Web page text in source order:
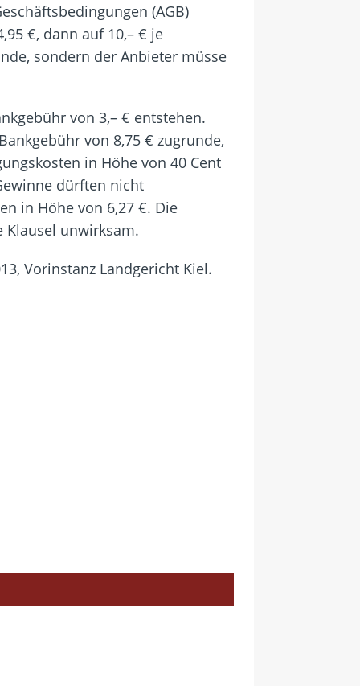
(AGB)
€, dann auf 10,– € je
sondern der Anbieter müsse
von 3,– € entstehen.
von 8,75 € zugrunde,
in Höhe von 40 Cent
dürften nicht
in Höhe von 6,27 €. Die
Klausel unwirksam.
Vorinstanz Landgericht Kiel.